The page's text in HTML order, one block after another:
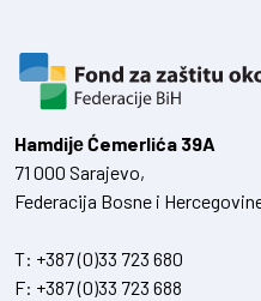
Hamdiје Ćemerlića 39A
71 000 Sarajevo,
Federacija Bosne i
T: +387 (0)33 723 680
F: +387 (0)33 723 688